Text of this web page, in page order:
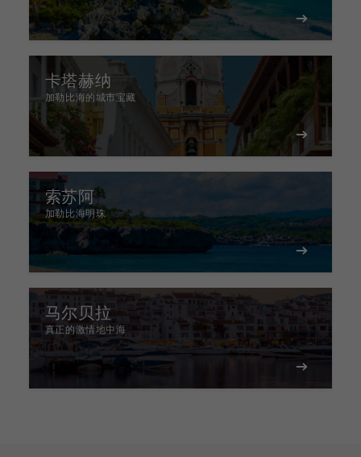
卡塔赫纳
加勒比海的城市宝藏
索苏阿
加勒比海明珠
马尔贝拉
真正的激情地中海